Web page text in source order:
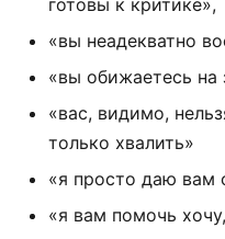
готовы к критике»,
«вы неадекватно
«вы обижаетесь на
«вас, видимо,
только хвалить»
«я просто даю вам
«я вам помочь